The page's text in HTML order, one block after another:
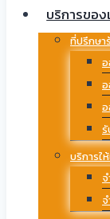
บริการของ
ที่ปรึกษา
บริการใ